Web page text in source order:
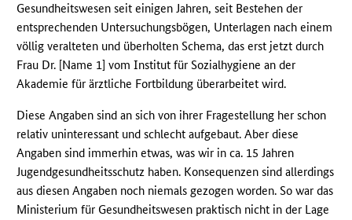
Gesundheitswesen seit einigen Jahren, seit Bestehen der
entsprechenden Untersuchungsbögen, Unterlagen nach einem
völlig veralteten und überholten Schema, das erst jetzt durch
Frau Dr. [Name 1] vom Institut für Sozialhygiene an der
Akademie für ärztliche Fortbildung überarbeitet wird.
Diese Angaben sind an sich von ihrer Fragestellung her schon
relativ uninteressant und schlecht aufgebaut. Aber diese
Angaben sind immerhin etwas, was wir in ca. 15 Jahren
Jugendgesundheitsschutz haben. Konsequenzen sind allerdings
aus diesen Angaben noch niemals gezogen worden. So war das
Ministerium für Gesundheitswesen praktisch nicht in der Lage